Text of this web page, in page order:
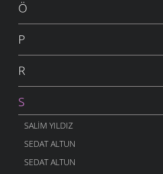
SOR BILIRLER
UTANSIN
5 ARALIK 2010
GELSIN
ÖĞRETMEN
Ö
P
R
S
SALIM YILDIZ
SEDAT ALTUN
SEDAT ALTUN